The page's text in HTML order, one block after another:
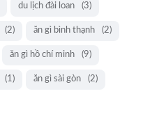
du lịch đài loan (3)
(2) ăn gì bình thạnh (2)
ăn gì hồ chí minh (9)
(1) ăn gì sài gòn (2)